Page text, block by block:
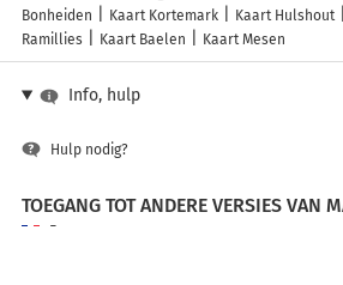
Bonheiden
Kaart Kortemark Kaart Hulshout
Ramillies
Kaart Baelen Kaart Mesen
Info, hulp
Hulp nodig?
TOEGANG TOT ANDERE VERSIES VAN
France